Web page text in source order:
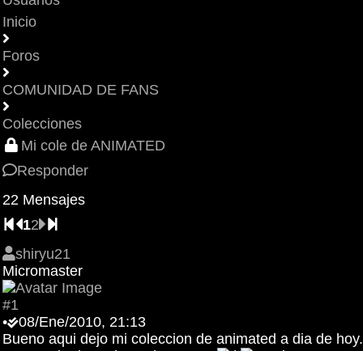
Inicio
Foros
COMUNIDAD DE FANS
Colecciones
Mi cole de ANIMATED
Responder
22 Mensajes
12
shiryu21
Micromaster
#1
•
08/Ene/2010, 21:13
Bueno aqui dejo mi coleccion de animated a dia de